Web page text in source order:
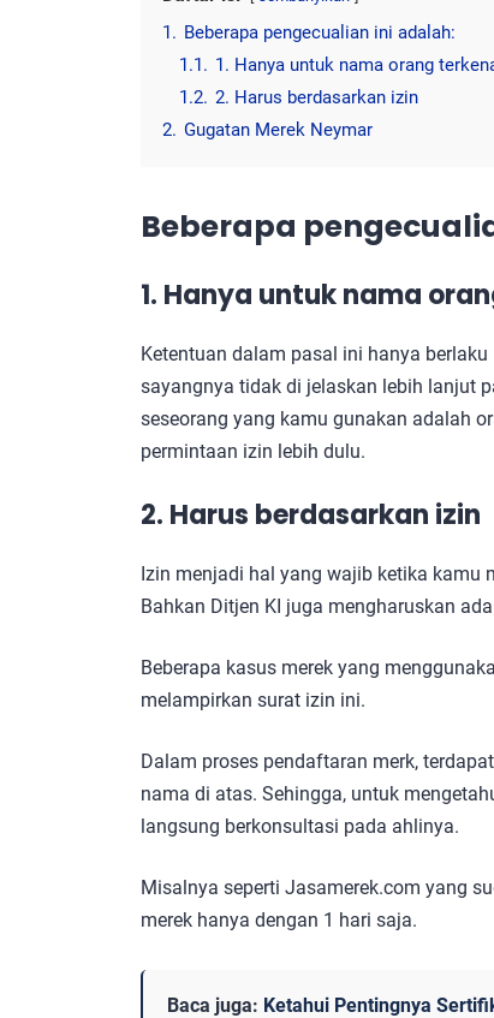
1. Beberapa pengecualian ini adalah:
1.1. 1. Hanya untuk nama orang
1.2. 2. Harus berdasarkan izin
2. Gugatan Merek Neymar
Beberapa
1. Hanya untuk nama
Ketentuan dalam pasal ini hanya
sayangnya tidak di jelaskan lebih lanjut
seseorang yang kamu gunakan adalah
permintaan izin lebih dulu.
2. Harus berdasarkan izin
Izin menjadi hal yang wajib ketika kamu
Bahkan Ditjen KI juga mengharuskan
Beberapa kasus merek yang
melampirkan surat izin ini.
Dalam proses pendaftaran merk,
nama di atas. Sehingga, untuk
langsung berkonsultasi pada ahlinya.
Misalnya seperti Jasamerek.com yang
merek hanya dengan 1 hari saja.
Baca juga: Ketahui Pentingnya